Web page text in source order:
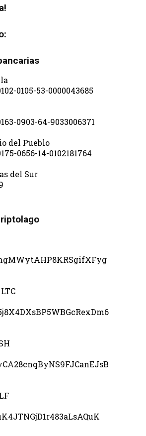
0105-53-0000043685
0903-64-9033006371
del Pueblo
0656-14-0102181764
del Sur